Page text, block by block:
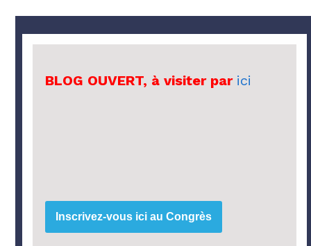
BLOG OUVERT, à visiter par ici
Inscrivez-vous ici au Congrès